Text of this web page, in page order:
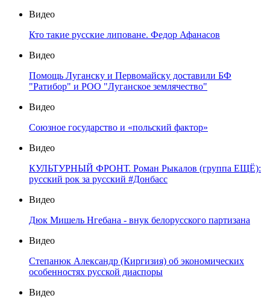
Видео
Кто такие русские липоване. Федор Афанасов
Видео
Помощь Луганску и Первомайску доставили БФ
"Ратибор" и РОО "Луганское землячество"
Видео
Союзное государство и «польский фактор»
Видео
КУЛЬТУРНЫЙ ФРОНТ. Роман Рыкалов (группа ЕЩЁ):
русский рок за русский #Донбасс
Видео
Дюк Мишель Нгебана - внук белорусского партизана
Видео
Степанюк Александр (Киргизия) об экономических
особенностях русской диаспоры
Видео